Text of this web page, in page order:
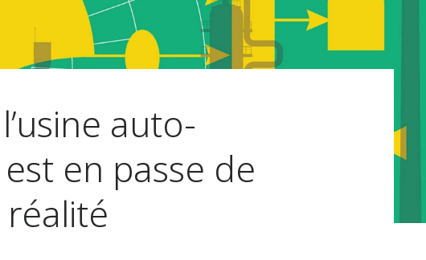
auto-
en passe de